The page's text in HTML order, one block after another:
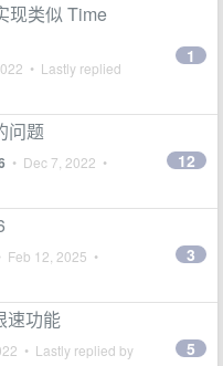
现类似 Time
• Lastly replied
1
问题
• Dec 7, 2022 •
12
Feb 12, 2025 •
3
速功能
• Lastly replied by 5